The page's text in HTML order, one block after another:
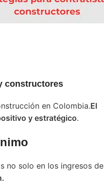
constructores
en Colombia.El
y estratégico.
no solo en los ingresos de